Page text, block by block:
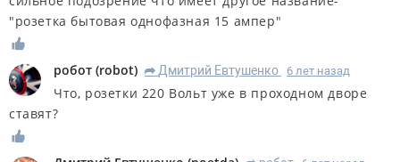
"розетка бытовая однофазная 15 ампер"
робот (robot) R Дмитрий Евтушенко 6 лет назад
Что, розетки 220 Вольт уже в проходном дворе
ставят?